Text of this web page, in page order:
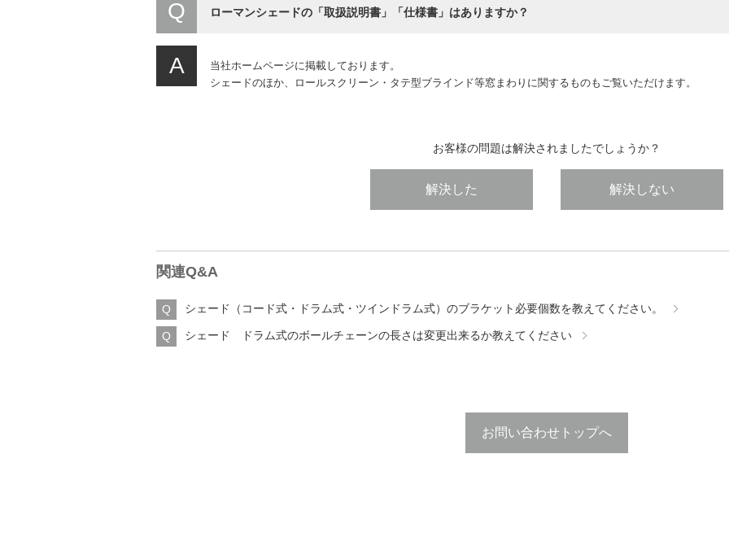
ローマンシェードの「取扱説明書」「仕様書」はありますか？
当社ホームページに掲載しております。
シェードのほか、ロールスクリーン・タテ型ブラインド等窓まわりに関するものもご覧いただけます。
お客様の問題は解決されましたでしょうか？
解決した 解決しない
関連Q&A
シェード（コード式・ドラム式・ツインドラム式）のブラケット必要個数を教えてください。
シェード ドラム式のボールチェーンの長さは変更出来るか教えてください
お問い合わせトップへ